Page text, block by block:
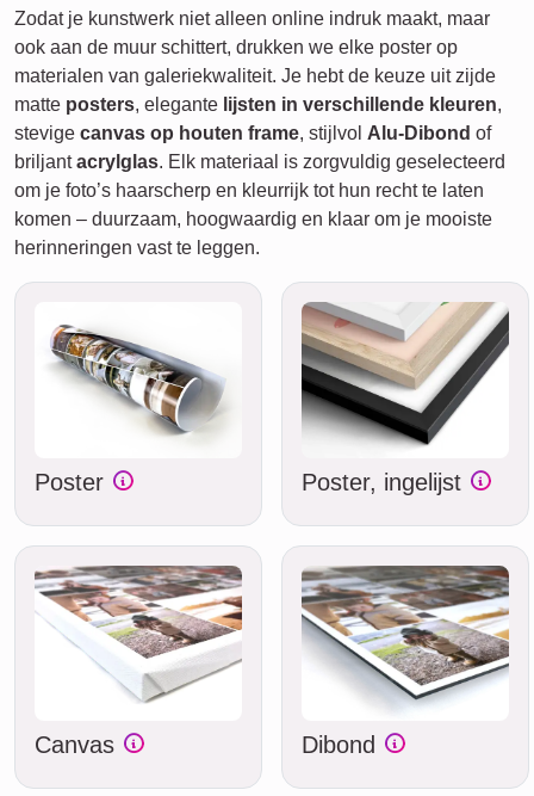
Zodat je kunstwerk niet alleen online indruk maakt, maar
ook aan de muur schittert, drukken we elke poster op
materialen van galeriekwaliteit. Je hebt de keuze uit zijde
matte posters, elegante lijsten in verschillende kleuren,
stevige canvas op houten frame, stijlvol Alu-Dibond of
briljantacrylglas. Elk materiaal is zorgvuldig geselecteerd
om je foto’s haarscherp en kleurrijk tot hun recht te laten
komen – duurzaam, hoogwaardig en klaar om je mooiste
herinneringen vast te leggen.
Poster Poster, ingelijst
Canvas Dibond